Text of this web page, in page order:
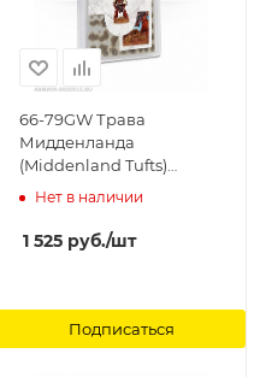
66-79GW Трава
Мидденланда
(Middenland Tufts)
Games Workshop
Нет в наличии
1 525 руб./шт
Подписаться